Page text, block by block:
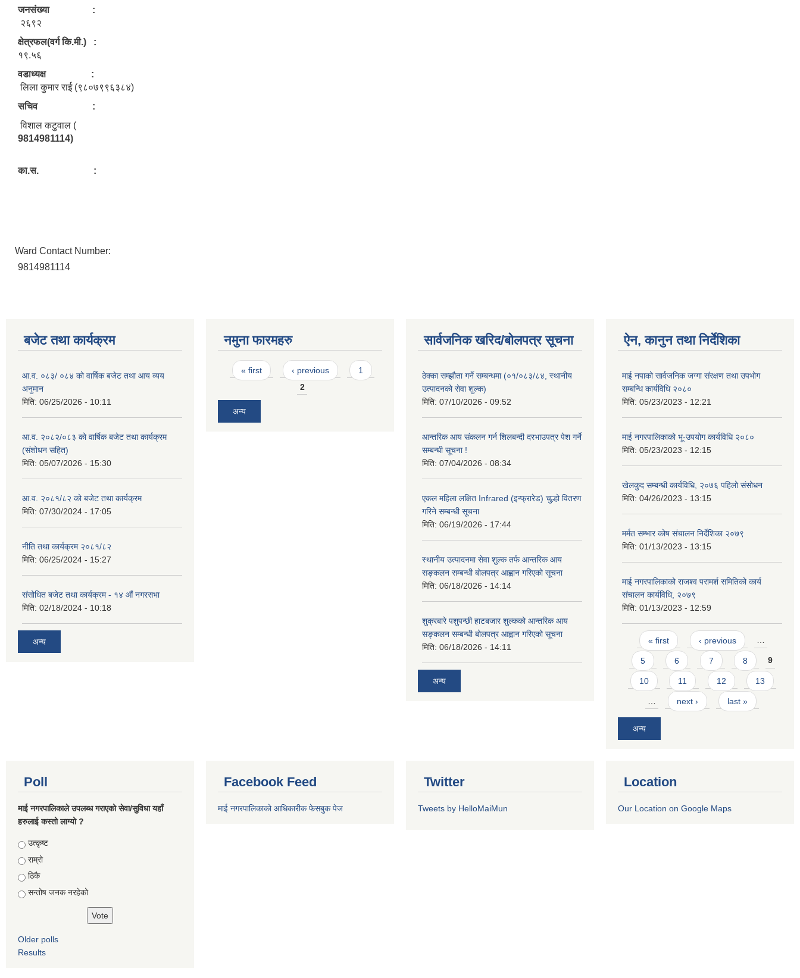
जनसंख्या :
२६९२
क्षेत्रफल(वर्ग कि.मी.) :
१९.५६
वडाध्यक्ष :
लिला कुमार राई (९८०७९९६३८४)
सचिव :
विशाल कटुवाल (
9814981114)
का.स. :
Ward Contact Number:
9814981114
बजेट तथा कार्यक्रम
आ.व. ०८३/ ०८४ को वार्षिक बजेट तथा आय व्यय
अनुमान
मिति: 06/25/2026 - 10:11
आ.व. २०८२/०८३ को वार्षिक बजेट तथा कार्यक्रम
(संशोधन सहित)
मिति: 05/07/2026 - 15:30
आ.व. २०८१/८२ को बजेट तथा कार्यक्रम
मिति: 07/30/2024 - 17:05
नीति तथा कार्यक्रम २०८१/८२
मिति: 06/25/2024 - 15:27
संसोधित बजेट तथा कार्यक्रम - १४ औं नगरसभा
मिति: 02/18/2024 - 10:18
अन्य
नमुना फारमहरु
Pages
« first ‹ previous
1
2
अन्य
सार्वजनिक खरिद/बोलपत्र सूचना
ठेक्का सम्झौता गर्ने सम्बन्धमा (०१/०८३/८४, स्थानीय
उत्पादनको सेवा शुल्क)
मिति: 07/10/2026 - 09:52
आन्तरिक आय संकलन गर्न शिलबन्दी दरभाउपत्र पेश गर्ने
सम्बन्धी सूचना !
मिति: 07/04/2026 - 08:34
एकल महिला लक्षित Infrared (इन्फ्रारेड) चुल्हो वितरण
गरिने सम्बन्धी सूचना
मिति: 06/19/2026 - 17:44
स्थानीय उत्पादनमा सेवा शुल्क तर्फ आन्तरिक आय
सङ्कलन सम्बन्धी बोलपत्र आह्वान गरिएको सूचना
मिति: 06/18/2026 - 14:14
शुक्रबारे पशुपन्छी हाटबजार शुल्कको आन्तरिक आय
सङ्कलन सम्बन्धी बोलपत्र आह्वान गरिएको सूचना
मिति: 06/18/2026 - 14:11
अन्य
ऐन, कानुन तथा निर्देशिका
माई नपाको सार्वजनिक जग्गा संरक्षण तथा उपभोग
सम्बन्धि कार्यविधि २०८०
मिति: 05/23/2023 - 12:21
माई नगरपालिकाको भू-उपयोग कार्यविधि २०८०
मिति: 05/23/2023 - 12:15
खेलकुद सम्बन्धी कार्यविधि, २०७६ पहिलो संसोधन
मिति: 04/26/2023 - 13:15
मर्मत सम्भार कोष संचालन निर्देशिका २०७९
मिति: 01/13/2023 - 13:15
माई नगरपालिकाको राजश्व परामर्श समितिको कार्य
संचालन कार्यविधि, २०७९
मिति: 01/13/2023 - 12:59
Pages
« first ‹ previous …
5 6 7 8 9
10 11 12 13
… next › last »
अन्य
Poll
माई नगरपालिकाले उपलब्ध गराएको सेवा/सुविधा यहाँ
हरुलाई कस्तो लाग्यो ?
Choices
उत्कृष्ट
राम्रो
ठिकै
सन्तोष जनक नरहेको
Older polls
Results
Facebook Feed
माई नगरपालिकाको आधिकारीक फेसबुक पेज
Twitter
Tweets by HelloMaiMun
Location
Our Location on Google Maps